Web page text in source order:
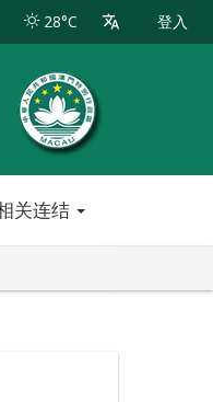
28°C 登入
关连结